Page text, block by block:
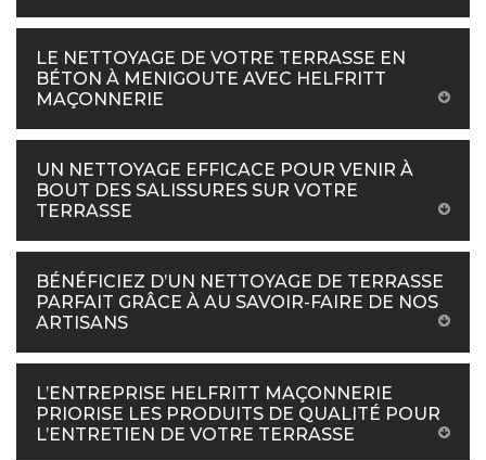
LE NETTOYAGE DE VOTRE TERRASSE EN
BÉTON À MENIGOUTE AVEC HELFRITT
MAÇONNERIE
UN NETTOYAGE EFFICACE POUR VENIR À
BOUT DES SALISSURES SUR VOTRE
TERRASSE
BÉNÉFICIEZ D’UN NETTOYAGE DE TERRASSE
PARFAIT GRÂCE À AU SAVOIR-FAIRE DE NOS
ARTISANS
L’ENTREPRISE HELFRITT MAÇONNERIE
PRIORISE LES PRODUITS DE QUALITÉ POUR
L’ENTRETIEN DE VOTRE TERRASSE